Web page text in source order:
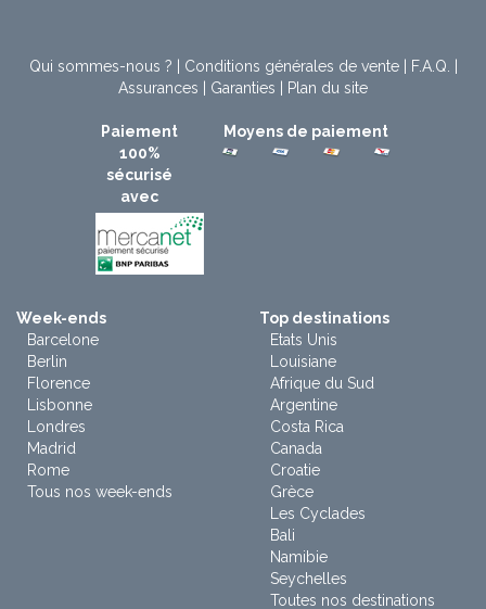
Qui sommes-nous ? Conditions générales de vente| F.A.Q.
Assurances
Garanties Plan du site
Paiement
100%
sécurisé
avec
Moyens de paiement
Week-ends
Barcelone
Berlin
Florence
Lisbonne
Londres
Madrid
Rome
Tous nos week-ends
Top destinations
Etats Unis
Louisiane
Afrique du Sud
Argentine
Costa Rica
Canada
Croatie
Grèce
Les Cyclades
Bali
Namibie
Seychelles
Toutes nos destinations